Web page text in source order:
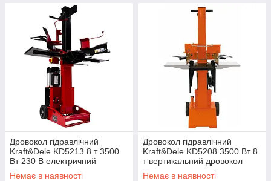
Дровокол гідравлічний
Kraft&Dele KD5213 8 т 3500
Вт 230 В електричний
двороруб гідравлічного типу
Немає в наявності
Дровокол гідравлічний
Kraft&Dele KD5208 3500 Вт 8
т вертикальний дровокол
Немає в наявності